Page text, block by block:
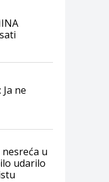
ne
u
udarilo